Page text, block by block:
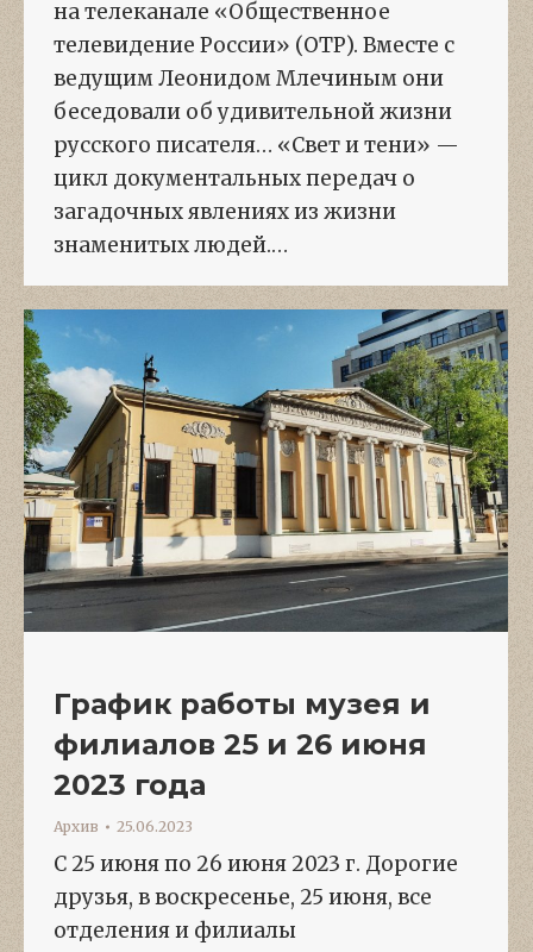
на телеканале «Общественное
телевидение России» (ОТР). Вместе с
ведущим Леонидом Млечиным они
беседовали об удивительной жизни
русского писателя… «Свет и тени» —
цикл документальных передач о
загадочных явлениях из жизни
знаменитых людей.…
График работы музея и
филиалов 25 и 26 июня
2023 года
Архив 25.06.2023
С 25 июня по 26 июня 2023 г. Дорогие
друзья, в воскресенье, 25 июня, все
отделения и филиалы